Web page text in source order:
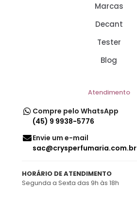
Marcas
Decant
Tester
Blog
Atendimento
Compre pelo WhatsApp
(45) 9 9938-5776
Envie um e-mail
sac@crysperfumaria.com.br
HORÁRIO DE ATENDIMENTO
Segunda a Sexta das 9h às 18h